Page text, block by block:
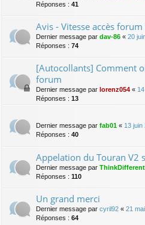
Réponses : 41
Avis - Vitesse accès
Dernier message par dav-86 « 20
Réponses : 74
[Autocollants] Comment
forum
Dernier message par lorenz054 «
Réponses : 13
Dernier message par fab01 « 13 juin
Réponses : 40
Appelation du Touran V2
Dernier message par ThinkDifferent
Réponses : 110
Un grand merci
Dernier message par cyril92 « 21
Réponses : 64